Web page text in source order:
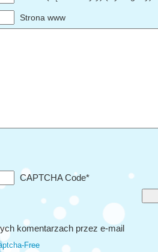
Strona www
CAPTCHA Code*
komentarzach przez e-mail
Free